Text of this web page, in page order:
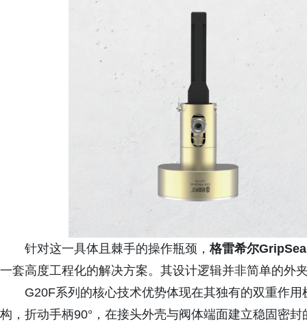
针对这一具体且棘手的操作瓶颈，格雷希尔
一套高度工程化的解决方案。其设计逻辑并非简单的外
G20F系列的核心技术优势体现在其独有的双重作
构，折动手柄90°，在接头外壳与阀体端面建立稳固密